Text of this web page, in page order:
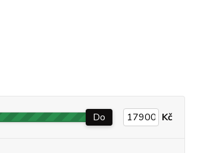
Do Kč